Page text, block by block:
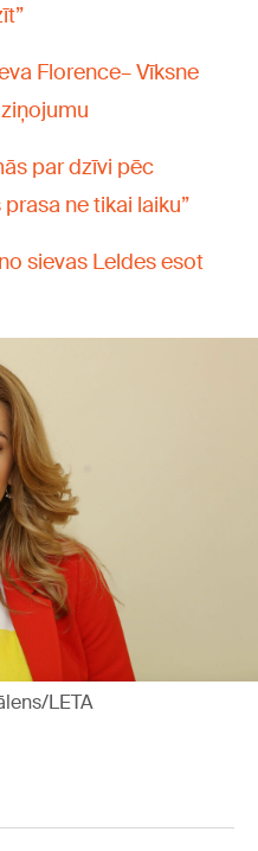
Florence– Vīksne
par dzīvi pēc
ne tikai laiku”
sievas Leldes esot
LETA